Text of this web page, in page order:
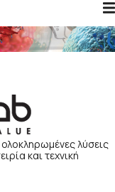
ολοκληρωμένες λύσεις
και τεχνική